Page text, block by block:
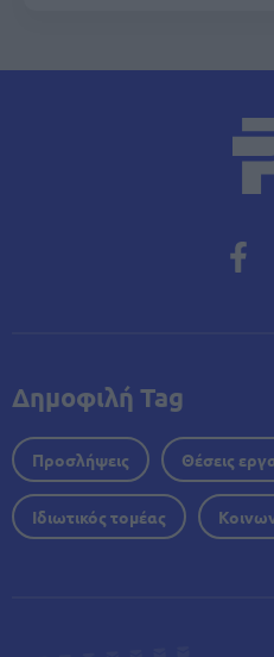
Δημοφιλή Tag
Προσλήψεις Θέσεις
Ιδιωτικός τομέας